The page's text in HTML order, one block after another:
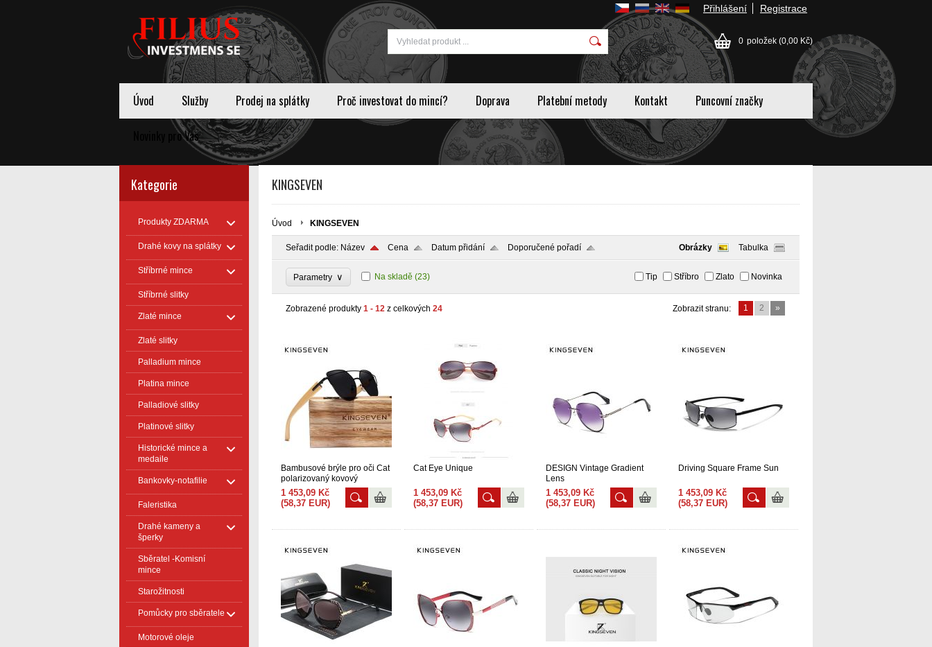
Přihlášení Registrace
0 položek (0,00 Kč)
Úvod Služby Prodej na splátky Proč investovat do mincí? Doprava Platební metody Kontakt Puncovní značky
Novinky pro Vas
Kategorie
Produkty ZDARMA
Drahé kovy na splátky
Stříbrné mince
Stříbrné slitky
Zlaté mince
Zlaté slitky
Palladium mince
Platina mince
Palladiové slitky
Platinové slitky
Historické mince a
medaile
Bankovky-notafilie
Faleristika
Drahé kameny a
šperky
Sběratel -Komisní
mince
Starožitnosti
Pomůcky pro sběratele
Motorové oleje
KINGSEVEN
Úvod KINGSEVEN
Seřadit podle: Název Cena Datum přidání Doporučené pořadí Obrázky Tabulka
Parametry ∨ Na skladě (23) Tip Stříbro Zlato Novinka
Zobrazené produkty 1 - 12 z celkových 24 Zobrazit stranu: 1 2 »
Bambusové brýle pro oči Cat
polarizovaný kovový
rámeček
1 453,09 Kč
(58,37 EUR)
Cat Eye Unique
1 453,09 Kč
(58,37 EUR)
DESIGN Vintage Gradient
Lens
1 453,09 Kč
(58,37 EUR)
Driving Square Frame Sun
1 453,09 Kč
(58,37 EUR)